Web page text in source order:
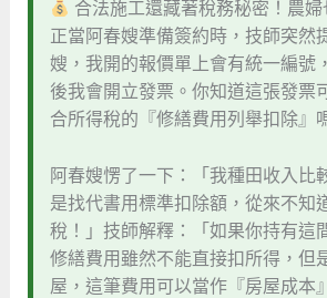
合法施工還藏著稅務秘密！農
正當阿春嫂準備簽約時，技師突然
嫂，我開的報價單上會有統一編號
後我會開立發票。你知道這張發票
合所得稅的『修繕費用列舉扣除』
阿春嫂愣了一下：「我種田收入比
是找代書用標準扣除額，從來不知
稅！」技師解釋：「如果你持有這
修繕費用雖然不能直接扣所得，但
屋，這筆費用可以當作『房屋成本